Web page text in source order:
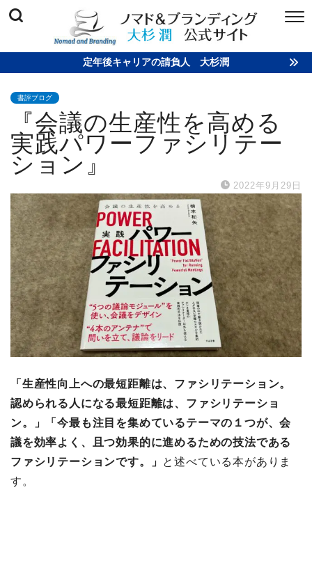
定年後キャリアの請負人 大杉潤
書評ブログ
『会議の生産性を高める
実践パワーファシリテー
ション』
2022年9月29日
「生産性向上への最短距離は、ファシリテーション。
認められる人になる最短距離は、ファシリテーショ
ン。」「今最も注目を集めているテーマの１つが、会
議を効率よく、且つ効果的に進めるための技法である
ファシリテーションです。」 と述べている本がありま
す。